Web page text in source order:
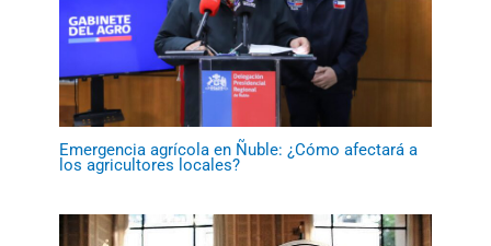
Emergencia agrícola en Ñuble: ¿Cómo afectará a
los agricultores locales?